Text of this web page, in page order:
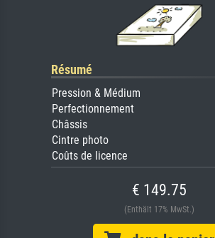
Résumé
Pression & Médium
Perfectionnement
Châssis
Cintre photo
Coûts de licence
€ 149.75
(Enthält 17% MwSt.)